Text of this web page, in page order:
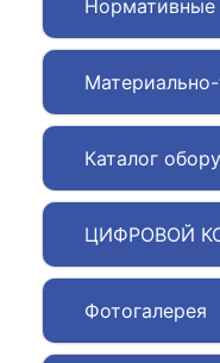
Каталог
ЦИФРОВОЙ
Фотогалерея